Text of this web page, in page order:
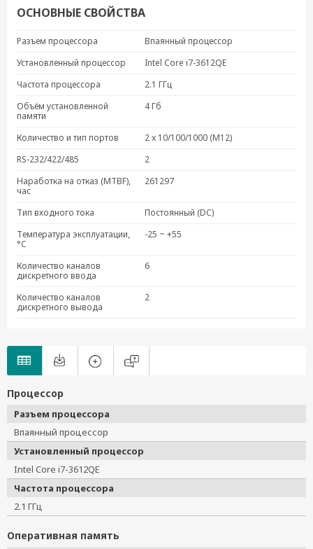
V2616A-C7-CT-T-LX
V2616A-C7-T-W7E
V2616A-C8-CT-LX
V2616A-C8-CT-W7E
V2616A-C8-LX
V2616A-C8-W7E
V2616A-C7-T-LX
ОСНОВНЫЕ СВОЙСТВА
Разъем процессора
Впаянный процессор
Установленный процессор
Intel Core i7-3612QE
Частота процессора
2.1 ГГц
Объём установленной
памяти
4 Гб
Количество и тип портов
2 x 10/100/1000 (M12)
RS-232/422/485
2
Наработка на отказ (MTBF),
час
261297
Тип входного тока
Постоянный (DC)
Температура эксплуатации,
°C
-25 ~ +55
Количество каналов
дискретного ввода
6
Количество каналов
дискретного вывода
2
Процессор
Разъем процессора
Впаянный процессор
Установленный процессор
Intel Core i7-3612QE
Частота процессора
2.1 ГГц
Оперативная память